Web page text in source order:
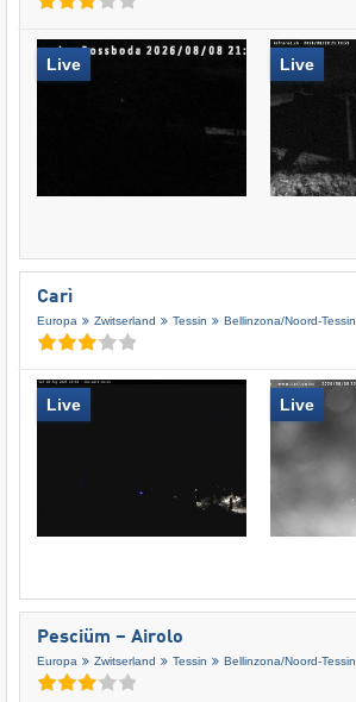
Live Live
Carì
Europa Zwitserland Tessin Bellinzona/​Noord-Tessin
Live Live
Pesciüm – Airolo
Europa Zwitserland Tessin Bellinzona/​Noord-Tessin